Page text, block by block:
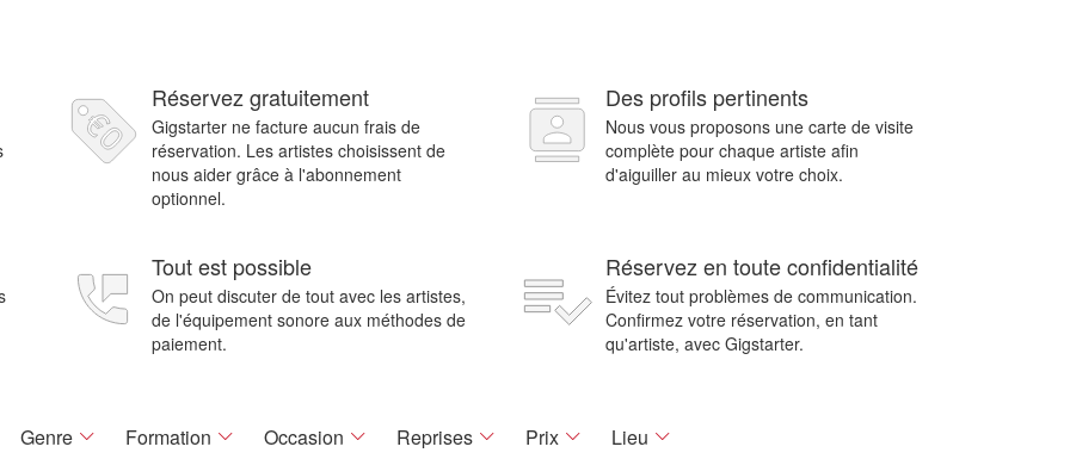
Réservez gratuitement
Gigstarter ne facture aucun frais de
réservation. Les artistes choisissent de
nous aider grâce à l'abonnement
optionnel.
Des profils pertinents
Nous vous proposons une carte de visite
complète pour chaque artiste afin
d'aiguiller au mieux votre choix.
Tout est possible
On peut discuter de tout avec les artistes,
de l'équipement sonore aux méthodes de
paiement.
Réservez en toute confidentialité
Évitez tout problèmes de communication.
Confirmez votre réservation, en tant
qu'artiste, avec Gigstarter.
Genre Formation Occasion Reprises Prix Lieu